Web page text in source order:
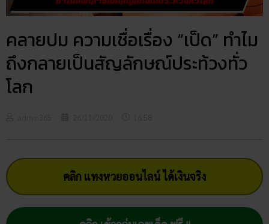
คลายปม ความเชื่อเรื่อง “​เป็ด”​ ทำไม
ถึงกลายเป็นสัญลักษณ์ประท้วงทั่ว
โลก
คลิก แทงหวยออนไลน์ ได้เงินจริง